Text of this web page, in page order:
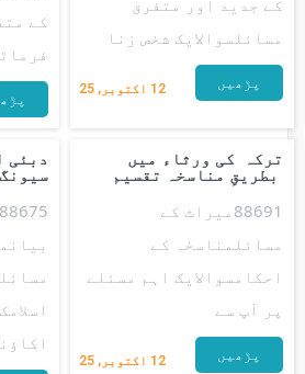
12 اکتوبر, 25
کے جدید اور متفرق
مسائلسوالایک شخص زنا
پڑھیں
کے
ترکہ کی ورثاء میں
بطریقِ مناسخہ تقسیم
12 اکتوبر, 25
88691میراث کے
مسائلمناسخہ کے
احکامسوالایک اہم مسئلے
پر آپ سے
پڑھیں
دبئی